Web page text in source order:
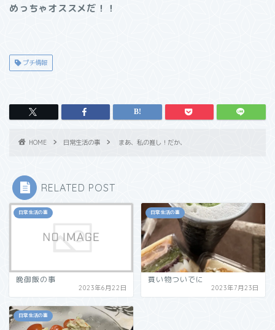
めっちゃオススメだ！！
プチ情報
HOME 日常生活の事 まあ、私の推し！だか、
RELATED POST
日常生活の事
晩御飯の事
2023年6月22日
日常生活の事
買い物ついでに
2023年7月23日
日常生活の事